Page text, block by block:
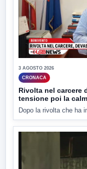
3 AGOSTO 2026
CRONACA
Rivolta nel carcere
tensione poi la
Dopo la rivolta che ha